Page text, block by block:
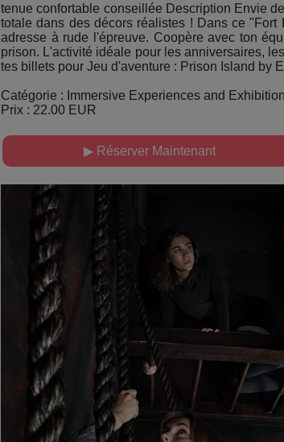
tenue confortable conseillée Description Envie
totale dans des décors réalistes ! Dans ce
adresse à rude l'épreuve. Coopère avec ton
prison. L'activité idéale pour les anniversaires,
tes billets pour Jeu d'aventure : Prison Island by
Catégorie : Immersive Experiences and
Prix : 22.00 EUR
▶ Réserver Maintenant